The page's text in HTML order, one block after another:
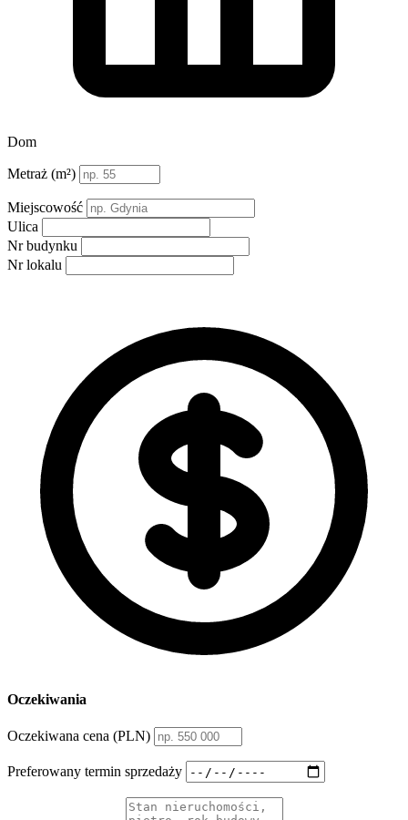
Dom
Metraż (m²)
Miejscowość
Ulica
Nr budynku
Nr lokalu
Oczekiwania
Oczekiwana cena (PLN)
Preferowany termin sprzedaży